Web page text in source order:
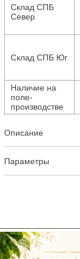
Склад СПБ
Север
Склад СПБ Юг
Наличие на
поле-
производстве
Описание
Параметры